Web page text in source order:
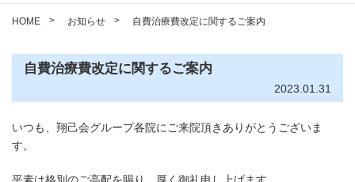
翔己会について
HOME お知らせ 自費治療費改定に関するご案内
自費治療費改定に関するご案内
2023.01.31
いつも、翔己会グループ各院にご来院頂きありがとうございま
す。